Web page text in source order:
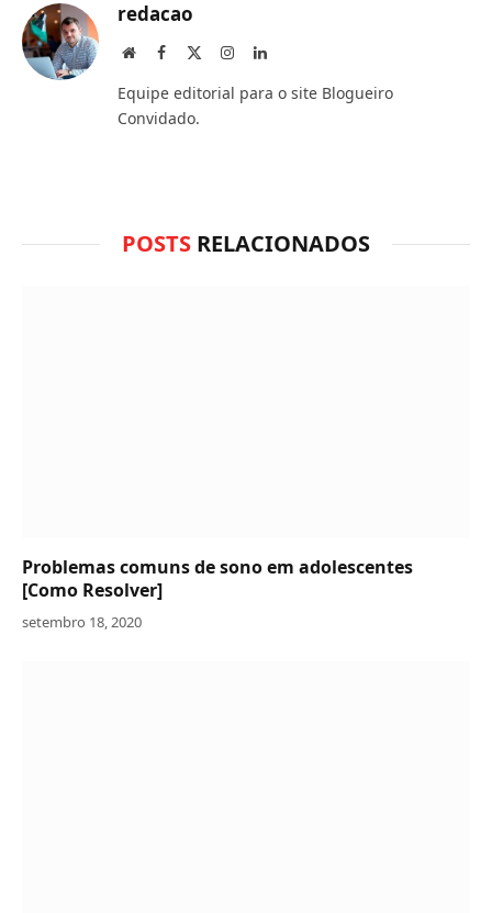
redacao
Site Facebook InstagramLinkedIn
Equipe editorial para o site Blogueiro
Convidado.
POSTS RELACIONADOS
Problemas comuns de sono em adolescentes
[Como Resolver]
setembro 18, 2020